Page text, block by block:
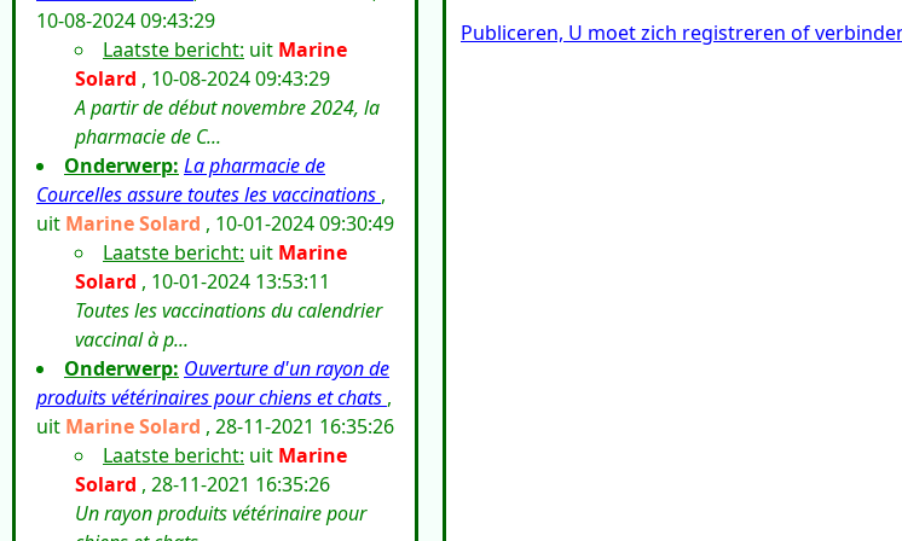
10-08-2024 09:43:29
Laatste bericht: uit Marine
Solard , 10-08-2024 09:43:29
A partir de début novembre 2024, la
pharmacie de C...
Onderwerp: La pharmacie de
Courcelles assure toutes les vaccinations ,
uit Marine Solard , 10-01-2024 09:30:49
Laatste bericht: uit Marine
Solard , 10-01-2024 13:53:11
Toutes les vaccinations du calendrier
vaccinal à p...
Onderwerp: Ouverture d'un rayon de
produits vétérinaires pour chiens et chats ,
uit Marine Solard , 28-11-2021 16:35:26
Laatste bericht: uit Marine
Solard , 28-11-2021 16:35:26
Un rayon produits vétérinaire pour
Publiceren, U moet zich registreren of